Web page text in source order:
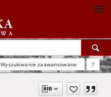
Wyszukiwanie zaawansowane ?